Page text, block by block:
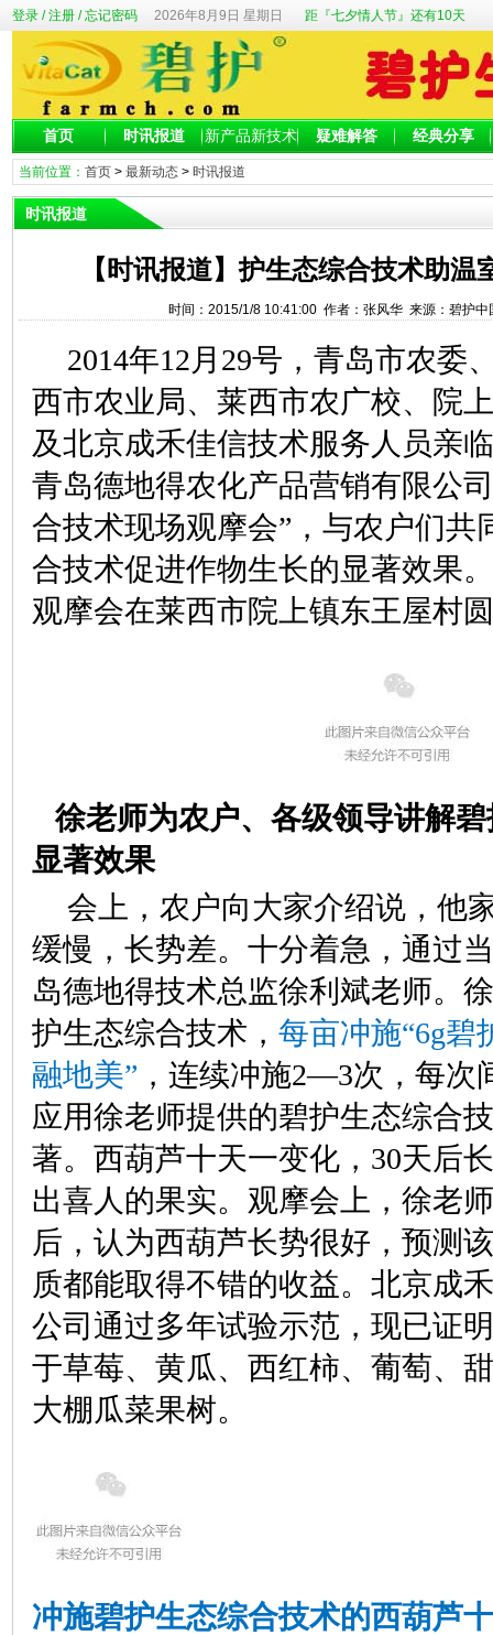
登录/注册/忘记密码 2026年8月9日 星期日 距『七夕情人节』还有10天
首页 时讯报道 新产品新技术 疑难解答 经典分享
当前位置： 首页> 最新动态> 时讯报道
时讯报道
【时讯报道】护生态综合技术助温
时间：2015/1/8 10:41:00 作者：张风华 来源：碧护
2014年12月29号，青岛市农委
西市农业局、莱西市农广校、院
及北京成禾佳信技术服务人员亲
青岛德地得农化产品营销有限公
合技术现场观摩会”，与农户们共
合技术促进作物生长的显著效果
观摩会在莱西市院上镇东王屋村
徐老师为农户、各级领导讲解
显著效果
会上，农户向大家介绍说，他
缓慢，长势差。十分着急，通过
岛德地得技术总监徐利斌老师。
护生态综合技术， 每亩冲施“6g碧
融地美” ，连续冲施2—3次，每次
应用徐老师提供的碧护生态综合
著。西葫芦十天一变化，30天后
出喜人的果实。观摩会上， 徐老
后，认为西葫芦长势很好，预测
质都能取得不错的收益。北京成
公司 通过多年试验示范，现已证
于草莓、黄瓜、西红柿、葡萄、
大棚瓜菜果树。
冲施碧护生态综合技术的西葫芦